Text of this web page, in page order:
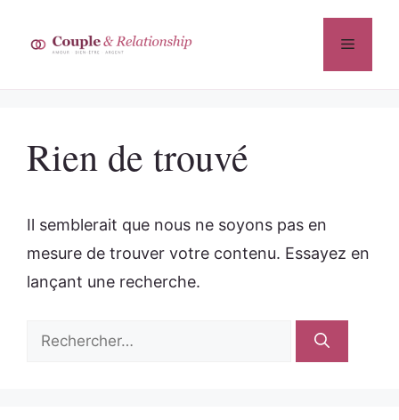
contenu
Menu
Rien de trouvé
Il semblerait que nous ne soyons pas en
mesure de trouver votre contenu. Essayez en
lançant une recherche.
Rechercher :